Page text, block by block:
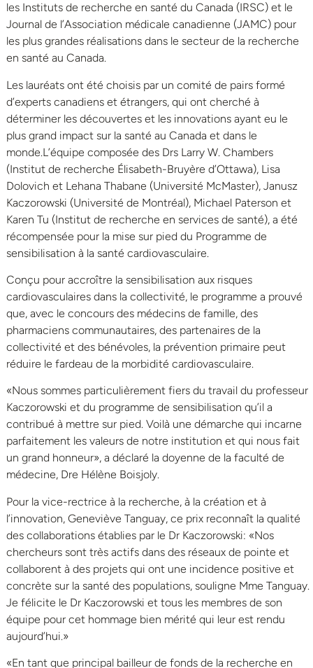
les Instituts de recherche en santé du Canada (IRSC) et le
Journal de l’Association médicale canadienne (JAMC) pour
les plus grandes réalisations dans le secteur de la recherche
en santé au Canada.
Les lauréats ont été choisis par un comité de pairs formé
d’experts canadiens et étrangers, qui ont cherché à
déterminer les découvertes et les innovations ayant eu le
plus grand impact sur la santé au Canada et dans le
monde.L’équipe composée des Drs Larry W. Chambers
(Institut de recherche Élisabeth-Bruyère d’Ottawa), Lisa
Dolovich et Lehana Thabane (Université McMaster), Janusz
Kaczorowski (Université de Montréal), Michael Paterson et
Karen Tu (Institut de recherche en services de santé), a été
récompensée pour la mise sur pied du Programme de
sensibilisation à la santé cardiovasculaire.
Conçu pour accroître la sensibilisation aux risques
cardiovasculaires dans la collectivité, le programme a prouvé
que, avec le concours des médecins de famille, des
pharmaciens communautaires, des partenaires de la
collectivité et des bénévoles, la prévention primaire peut
réduire le fardeau de la morbidité cardiovasculaire.
«Nous sommes particulièrement fiers du travail du professeur
Kaczorowski et du programme de sensibilisation qu’il a
contribué à mettre sur pied. Voilà une démarche qui incarne
parfaitement les valeurs de notre institution et qui nous fait
un grand honneur», a déclaré la doyenne de la faculté de
médecine, Dre Hélène Boisjoly.
Pour la vice-rectrice à la recherche, à la création et à
l’innovation, Geneviève Tanguay, ce prix reconnaît la qualité
des collaborations établies par le Dr Kaczorowski: «Nos
chercheurs sont très actifs dans des réseaux de pointe et
collaborent à des projets qui ont une incidence positive et
concrète sur la santé des populations, souligne Mme Tanguay.
Je félicite le Dr Kaczorowski et tous les membres de son
équipe pour cet hommage bien mérité qui leur est rendu
aujourd’hui.»
«En tant que principal bailleur de fonds de la recherche en